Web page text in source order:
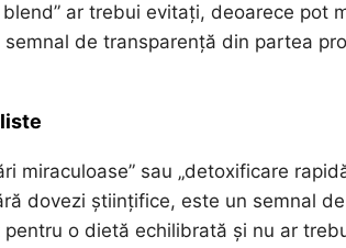
ar trebui evitați, deoarece pot
de transparență din partea
miraculoase” sau „detoxificare
dovezi științifice, este un semnal
o dietă echilibrată și nu ar